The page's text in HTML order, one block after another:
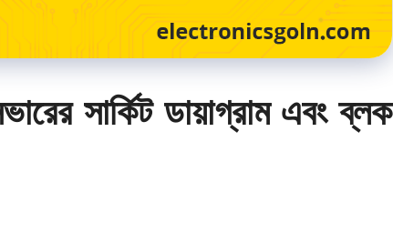
সার্কিট ডায়াগ্রাম এবং ব্লক